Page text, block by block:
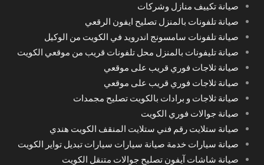
صيانة تكييف منازل وشركات
صيانة تلفونات بالمنزل تصليح ايفون الرقعي
صيانة تلفونات سامسونج اندرويد في الكويت من الوكيل
صيانة تليفونات بالمنزل محل تلفونات قريب من موقعي الكويت
صيانة ثلاجات فوري قريب على موقعي
صيانة ثلاجات فوري قريب على موقعي
صيانة ثلاجات و برادات بالكويت تصليح مجمدات
صيانة جوالات فوري الكويت
صيانة ستلايت رقم فني ستلايت المنقف الكويت هندي
صيانة سيارات خدمة صيانة سيارات سيارات تبديل تواير الكويت
صيانة شاشات آيفون تصليح جوالات متنقل الكويت